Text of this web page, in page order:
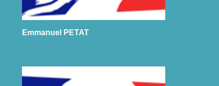
Emmanuel PETAT